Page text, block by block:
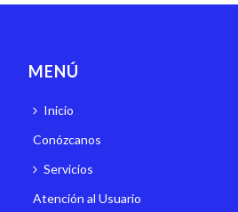
MENÚ
Inicio
Conózcanos
Servicios
Atención al Usuario